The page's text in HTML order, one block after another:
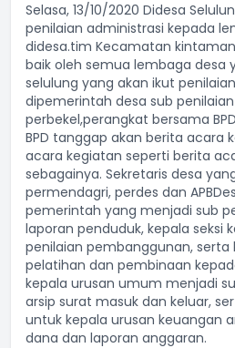
Selasa, 13/10/2020 Didesa
penilaian administrasi kepada
didesa.tim Kecamatan
baik oleh semua lembaga desa
selulung yang akan ikut
dipemerintah desa sub
perbekel,perangkat bersama
BPD tanggap akan berita acara
acara kegiatan seperti berita
sebagainya. Sekretaris desa
permendagri, perdes dan
pemerintah yang menjadi sub
laporan penduduk, kepala seksi
penilaian pembanggunan,
pelatihan dan pembinaan
kepala urusan umum menjadi
arsip surat masuk dan keluar,
untuk kepala urusan keuangan
dana dan laporan anggaran.